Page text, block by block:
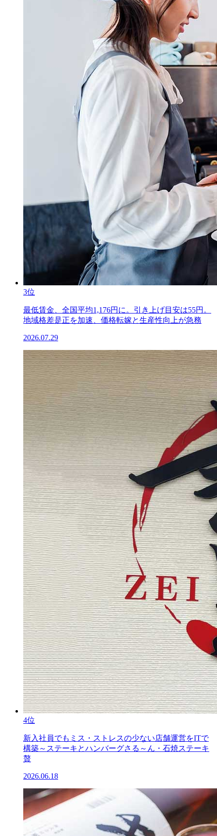
3位
最低賃金、全国平均1,176円に。引き上げ目安は55円。
地域格差是正を加速、価格転嫁と生産性向上が急務
2026.07.29
4位
新入社員でもミス・ストレスの少ない店舗運営をITで
構築～ステーキとハンバーグさる～ん・石焼ステーキ
贅
2026.06.18